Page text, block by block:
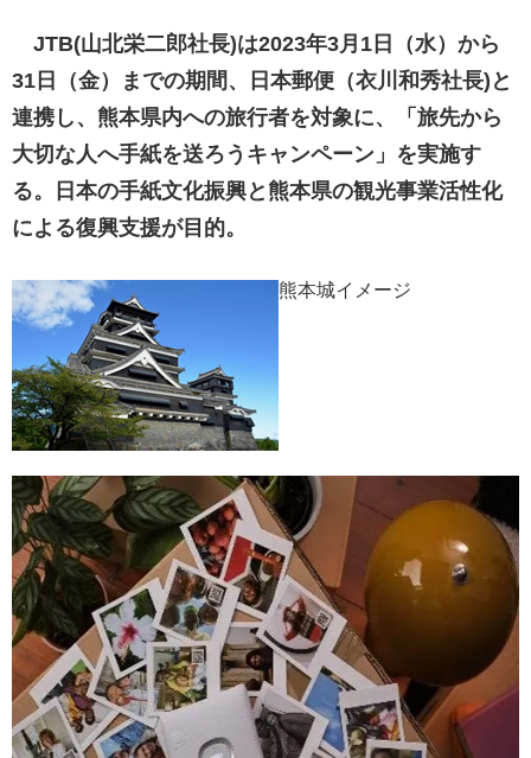
JTB(山北栄二郎社長)は2023年3月1日（水）から
31日（金）までの期間、日本郵便（衣川和秀社長)と
連携し、熊本県内への旅行者を対象に、「旅先から
大切な人へ手紙を送ろうキャンペーン」を実施す
る。日本の手紙文化振興と熊本県の観光事業活性化
による復興支援が目的。
熊本城イメージ